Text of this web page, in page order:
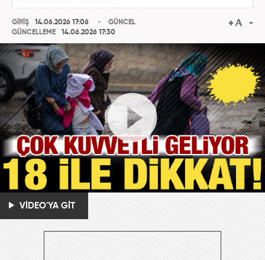
GİRİŞ
14.06.2026 17:06
GÜNCELLEME
14.06.2026 17:30
GÜNCEL
VİDEO'YA GİT